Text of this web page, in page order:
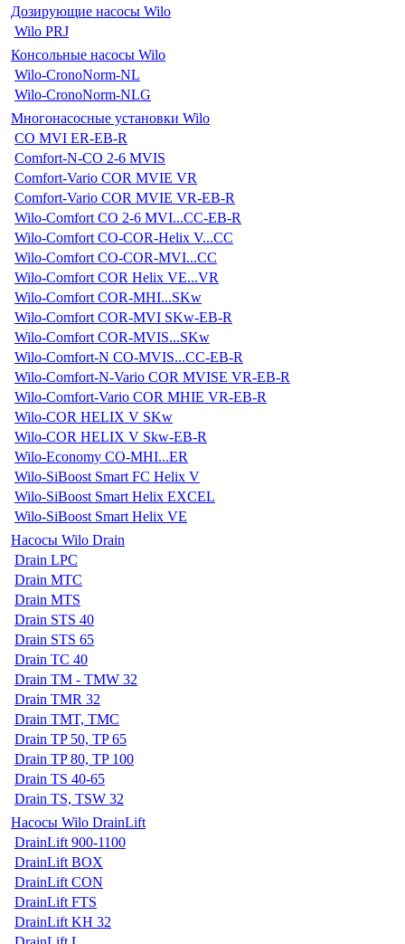
Дозирующие насосы Wilo
Wilo PRJ
Консольные насосы Wilo
Wilo-CronoNorm-NL
Wilo-CronoNorm-NLG
Многонасосные установки Wilo
CO MVI ER-EB-R
Comfort-N-CO 2-6 MVIS
Comfort-Vario COR MVIE VR
Comfort-Vario COR MVIE VR-EB-R
Wilo-Comfort CO 2-6 MVI...CC-EB-R
Wilo-Comfort CO-COR-Helix V...CC
Wilo-Comfort CO-COR-MVI...CC
Wilo-Comfort COR Helix VE...VR
Wilo-Comfort COR-MHI...SKw
Wilo-Comfort COR-MVI SKw-EB-R
Wilo-Comfort COR-MVIS...SKw
Wilo-Comfort-N CO-MVIS...CC-EB-R
Wilo-Comfort-N-Vario COR MVISE VR-EB-R
Wilo-Comfort-Vario COR MHIE VR-EB-R
Wilo-COR HELIX V SKw
Wilo-COR HELIX V Skw-EB-R
Wilo-Economy CO-MHI...ER
Wilo-SiBoost Smart FC Helix V
Wilo-SiBoost Smart Helix EXCEL
Wilo-SiBoost Smart Helix VE
Насосы Wilo Drain
Drain LPC
Drain MTC
Drain MTS
Drain STS 40
Drain STS 65
Drain TC 40
Drain TM - TMW 32
Drain TMR 32
Drain TMT, TMC
Drain TP 50, TP 65
Drain TP 80, TP 100
Drain TS 40-65
Drain TS, TSW 32
Насосы Wilo DrainLift
DrainLift 900-1100
DrainLift BOX
DrainLift CON
DrainLift FTS
DrainLift KH 32